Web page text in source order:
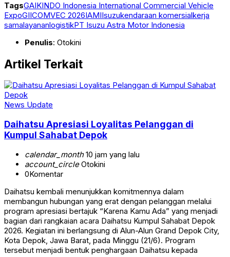
TagsGAIKINDO Indonesia International Commercial Vehicle
ExpoGIICOMVEC 2026IAMIIsuzukendaraan komersialkerja
samalayananlogistikPT Isuzu Astra Motor Indonesia
Penulis: Otokini
Artikel Terkait
News Update
Daihatsu Apresiasi Loyalitas Pelanggan di
Kumpul Sahabat Depok
calendar_month10 jam yang lalu
account_circleOtokini
0Komentar
Daihatsu kembali menunjukkan komitmennya dalam
membangun hubungan yang erat dengan pelanggan melalui
program apresiasi bertajuk “Karena Kamu Ada” yang menjadi
bagian dari rangkaian acara Daihatsu Kumpul Sahabat Depok
2026. Kegiatan ini berlangsung di Alun-Alun Grand Depok City,
Kota Depok, Jawa Barat, pada Minggu (21/6). Program
tersebut menjadi bentuk penghargaan Daihatsu kepada